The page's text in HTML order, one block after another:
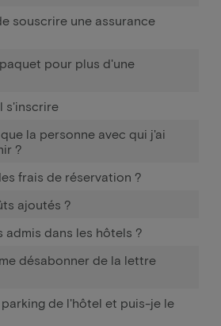
souscrire une assurance
pour plus d'une
s'inscrire
la personne avec qui j'ai
?
frais de réservation ?
ajoutés ?
admis dans les hôtels ?
désabonner de la lettre
de l'hôtel et puis-je le